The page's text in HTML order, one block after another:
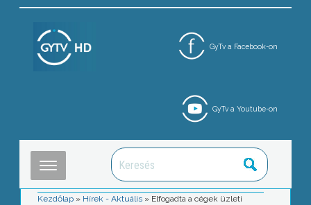
GyTv a Facebook-on
GyTv a Youtube-on
Kezdőlap » Hírek - Aktuális » Elfogadta a cégek üzleti